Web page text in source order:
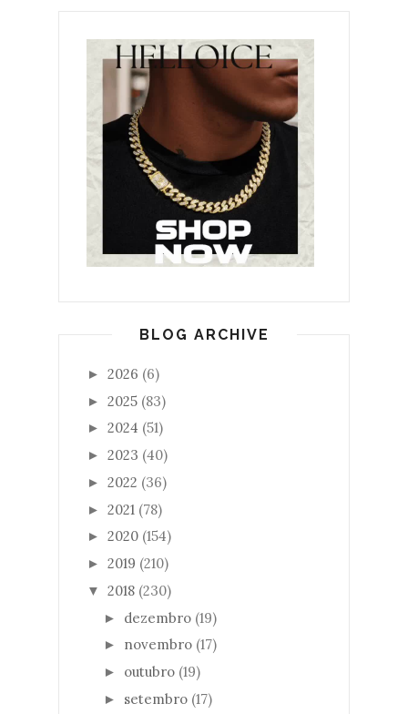
BLOG ARCHIVE
► 2026 (6)
► 2025 (83)
► 2024 (51)
► 2023 (40)
► 2022 (36)
► 2021 (78)
► 2020 (154)
► 2019 (210)
▼ 2018 (230)
► dezembro (19)
► novembro (17)
► outubro (19)
► setembro (17)